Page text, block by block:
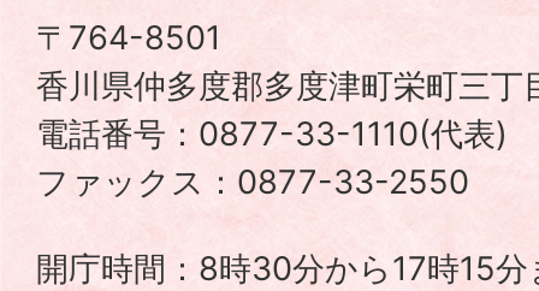
町
TADOTSU
TOWN
〒764-8501
香川県仲多度郡多度津町栄町三
電話番号：0877-33-1110(代表)
ファックス：0877-33-2550
開庁時間：8時30分から17時15分